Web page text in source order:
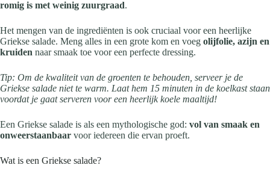
romig is met weinig zuurgraad.
Het mengen van de ingrediënten is ook cruciaal voor een heerlijke
Griekse salade. Meng alles in een grote kom en voeg olijfolie, azijn en
kruiden naar smaak toe voor een perfecte dressing.
Tip: Om de kwaliteit van de groenten te behouden, serveer je de
Griekse salade niet te warm. Laat hem 15 minuten in de koelkast staan
voordat je gaat serveren voor een heerlijk koele maaltijd!
Een Griekse salade is als een mythologische god: vol van smaak en
onweerstaanbaar voor iedereen die ervan proeft.
Wat is een Griekse salade?